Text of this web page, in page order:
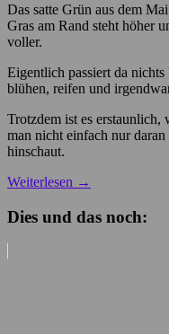
Das satte Grün aus dem
Gras am Rand steht höher
voller.
Eigentlich passiert da
blühen, reifen und
Trotzdem ist es
man nicht einfach nur
hinschaut.
Weiterlesen →
Dies und das noch: